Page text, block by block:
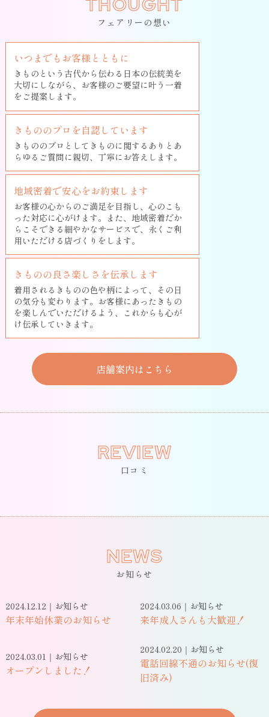
フェアリーの想い
いつまでもお客様とともに
きものという古代から伝わる日本の伝統美を
大切にしながら、お客様のご要望に叶う一着
をご提案します。
きもののプロを自認しています
きもののプロとしてきものに関するありとあ
らゆるご質問に親切、丁寧にお答えします。
地域密着で安心をお約束します
お客様の心からのご満足を目指し、心のこも
った対応に心がけます。また、地域密着だか
らこそできる細やかなサービスで、永くご利
用いただける店づくりをします。
きものの良さ楽しさを伝承します
着用されるきものの色や柄によって、その日
の気分も変わります。お客様にあったきもの
を楽しんでいただけるよう、これからも心が
け伝承していきます。
店舗案内はこちら
REVIEW
口コミ
NEWS
お知らせ
2024.12.12｜お知らせ
年末年始休業のお知らせ
2024.03.06｜お知らせ
来年成人さんも大歓迎！
2024.03.01｜お知らせ
オープンしました！
2024.02.20｜お知らせ
電話回線不通のお知らせ(復
旧済み)